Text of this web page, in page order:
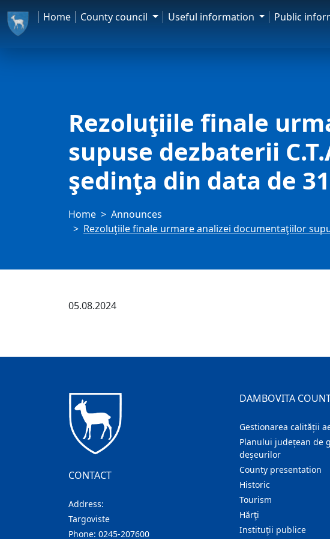
Home County council Useful information Public
Rezoluţiile finale
supuse dezbaterii
şedinţa din data de
Home
Announces
Rezoluţiile finale urmare analizei documentaţiilor
05.08.2024
CONTACT
Address:
Targoviste
Phone: 0245-207600
DAMBOVITA
Gestionarea calității
Planului județean de
deșeurilor
County presentation
Historic
Tourism
Hărţi
Instituţii publice